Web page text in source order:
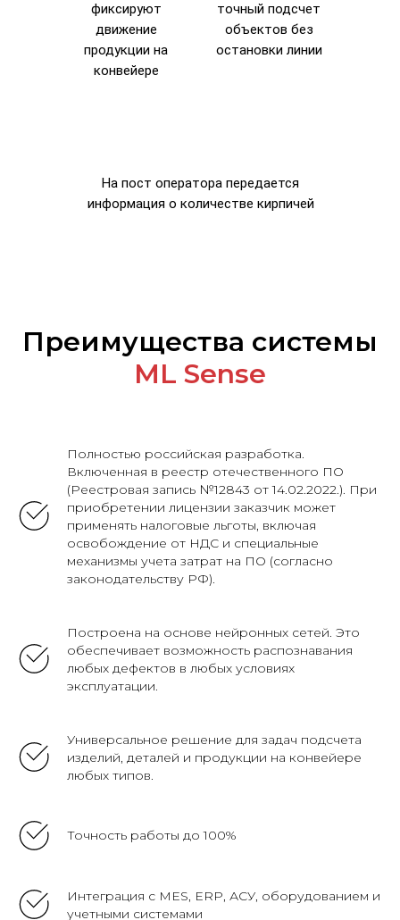
фиксируют
движение
продукции на
конвейере
точный подсчет
объектов без
остановки линии
На пост оператора передается
информация о количестве кирпичей
Преимущества системы
ML Sense
Полностью российская разработка.
Включенная в реестр отечественного ПО
(Реестровая запись №12843 от 14.02.2022.). При
приобретении лицензии заказчик может
применять налоговые льготы, включая
освобождение от НДС и специальные
механизмы учета затрат на ПО (согласно
законодательству РФ).
Построена на основе нейронных сетей. Это
обеспечивает возможность распознавания
любых дефектов в любых условиях
эксплуатации.
Универсальное решение для задач подсчета
изделий, деталей и продукции на конвейере
любых типов.
Точность работы до 100%
Интеграция с MES, ERP, АСУ, оборудованием и
учетными системами